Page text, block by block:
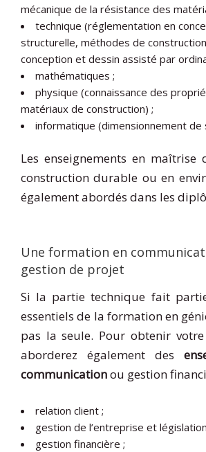
mécanique de la résistance des
technique (réglementation en
structurelle, méthodes de
conception et dessin assisté par
mathématiques ;
physique (connaissance des
matériaux de construction) ;
informatique (dimensionnement de
Les enseignements en maîtrise
construction durable ou en
également abordés dans les
Une formation en
gestion de projet
Si la partie technique fait
essentiels de la formation en
pas la seule. Pour obtenir
aborderez également des
communicationou gestion
relation client ;
gestion de l’entreprise et
gestion financière ;